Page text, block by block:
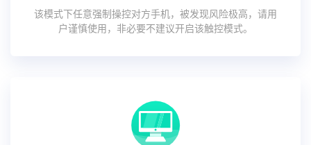
该模式下任意强制操控对方手机，被发现风险极高，请用
户谨慎使用，非必要不建议开启该触控模式。